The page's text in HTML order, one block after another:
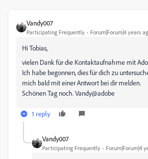
Vandy007
Participating Frequently Forum|Forum|4 years
Hi Tobias,
vielen Dank für die Kontaktaufnahme mit
Ich habe begonnen, dies für dich zu
mich bald mit einer Antwort bei dir melden.
Schönen Tag noch. Vandy@adobe
1 reply
Vandy007
Participating Frequently Forum|Forum|4